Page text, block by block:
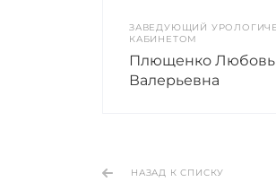
ЗАВЕДУЮЩИЙ
КАБИНЕТОМ
Плющенко Любовь
Валерьевна
НАЗАД К СПИСКУ